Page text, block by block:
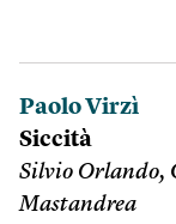
Paolo Virzì
Siccità
Silvio Orlando,
Mastandrea